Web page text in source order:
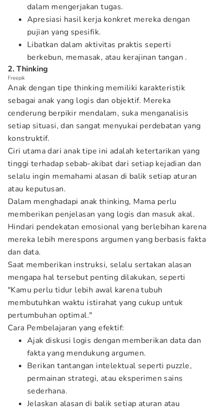
dalam mengerjakan tugas.
Apresiasi hasil kerja konkret mereka dengan
pujian yang spesifik.
Libatkan dalam aktivitas praktis seperti
berkebun, memasak, atau kerajinan tangan .
2. Thinking
Freepik
Anak dengan tipe thinking memiliki karakteristik
sebagai anak yang logis dan objektif. Mereka
cenderung berpikir mendalam, suka menganalisis
setiap situasi, dan sangat menyukai perdebatan yang
konstruktif.
Ciri utama dari anak tipe ini adalah ketertarikan yang
tinggi terhadap sebab-akibat dari setiap kejadian dan
selalu ingin memahami alasan di balik setiap aturan
atau keputusan.
Dalam menghadapi anak thinking, Mama perlu
memberikan penjelasan yang logis dan masuk akal.
Hindari pendekatan emosional yang berlebihan karena
mereka lebih merespons argumen yang berbasis fakta
dan data.
Saat memberikan instruksi, selalu sertakan alasan
mengapa hal tersebut penting dilakukan, seperti
"Kamu perlu tidur lebih awal karena tubuh
membutuhkan waktu istirahat yang cukup untuk
pertumbuhan optimal."
Cara Pembelajaran yang efektif:
Ajak diskusi logis dengan memberikan data dan
fakta yang mendukung argumen.
Berikan tantangan intelektual seperti puzzle,
permainan strategi, atau eksperimen sains
sederhana.
Jelaskan alasan di balik setiap aturan atau